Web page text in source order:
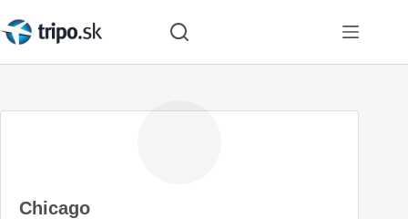
to
content
Chicago